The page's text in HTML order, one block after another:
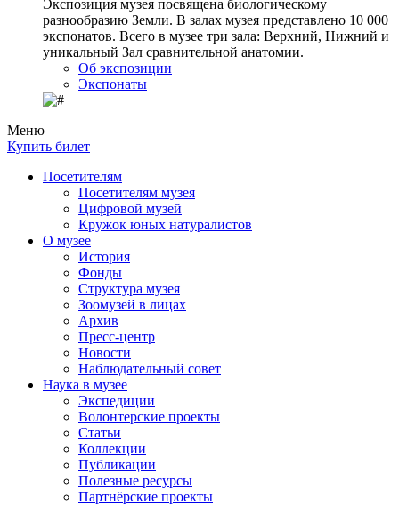
Экспозиция музея посвящена биологическому
разнообразию Земли. В залах музея представлено 10 000
экспонатов. Всего в музее три зала: Верхний, Нижний и
уникальный Зал сравнительной анатомии.
Об экспозиции
Экспонаты
Меню
Купить билет
Посетителям
Посетителям музея
Цифровой музей
Кружок юных натуралистов
О музее
История
Фонды
Структура музея
Зоомузей в лицах
Архив
Пресс-центр
Новости
Наблюдательный совет
Наука в музее
Экспедиции
Волонтерские проекты
Статьи
Коллекции
Публикации
Полезные ресурсы
Партнёрские проекты